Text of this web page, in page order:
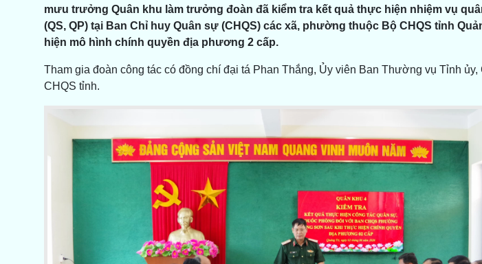
mưu trưởng Quân khu làm trưởng đoàn đã kiểm tra kết quả thực hiện nhiệm vụ
(QS, QP) tại Ban Chỉ huy Quân sự (CHQS) các xã, phường thuộc Bộ CHQS tỉnh
hiện mô hình chính quyền địa phương 2 cấp.
Tham gia đoàn công tác có đồng chí đại tá Phan Thắng, Ủy viên Ban Thường vụ Tỉnh
CHQS tỉnh.